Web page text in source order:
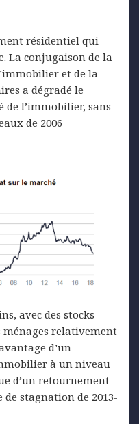
résidentiel qui
La conjugaison de la
et de la
a dégradé le
de l’immobilier, sans
de 2006
avec des stocks
ménages relativement
d’un
à un niveau
d’un retournement
de stagnation de 2013-